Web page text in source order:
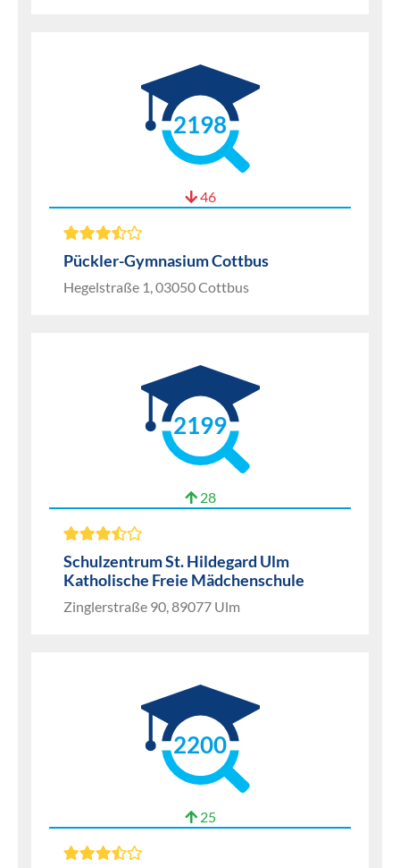
2198
46
Pückler-Gymnasium Cottbus
Hegelstraße 1, 03050 Cottbus
2199
28
Schulzentrum St. Hildegard Ulm
Katholische Freie Mädchenschule
Zinglerstraße 90, 89077 Ulm
2200
25